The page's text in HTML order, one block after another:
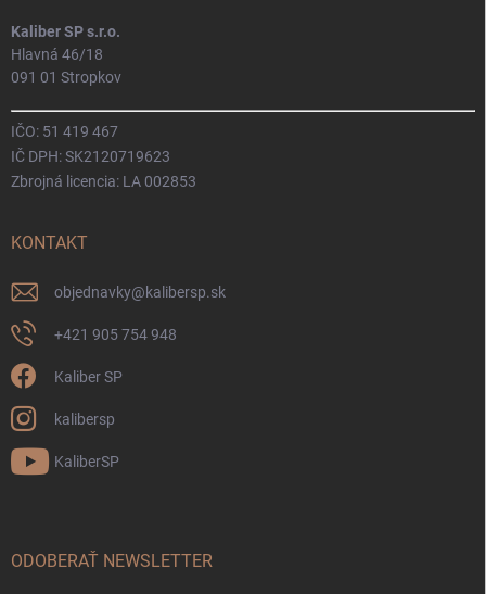
Kaliber SP s.r.o.
Hlavná 46/18
091 01 Stropkov
IČO: 51 419 467
IČ DPH: SK2120719623
Zbrojná licencia: LA 002853
KONTAKT
objednavky@kalibersp.sk
+421 905 754 948
Kaliber SP
kalibersp
KaliberSP
ODOBERAŤ NEWSLETTER